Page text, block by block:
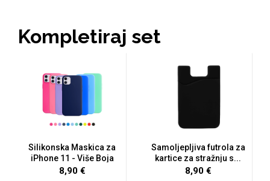
Kompletiraj set
Silikonska Maskica za
iPhone 11 - Više Boja
8,90 €
Samoljepljiva futrola za
kartice za stražnju s...
8,90 €